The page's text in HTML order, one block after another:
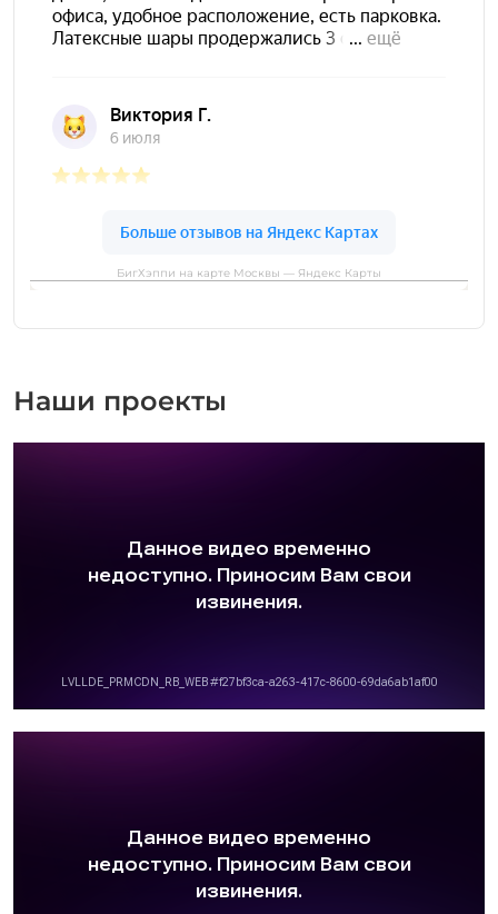
БигХэппи на карте Москвы — Яндекс Карты
Наши проекты